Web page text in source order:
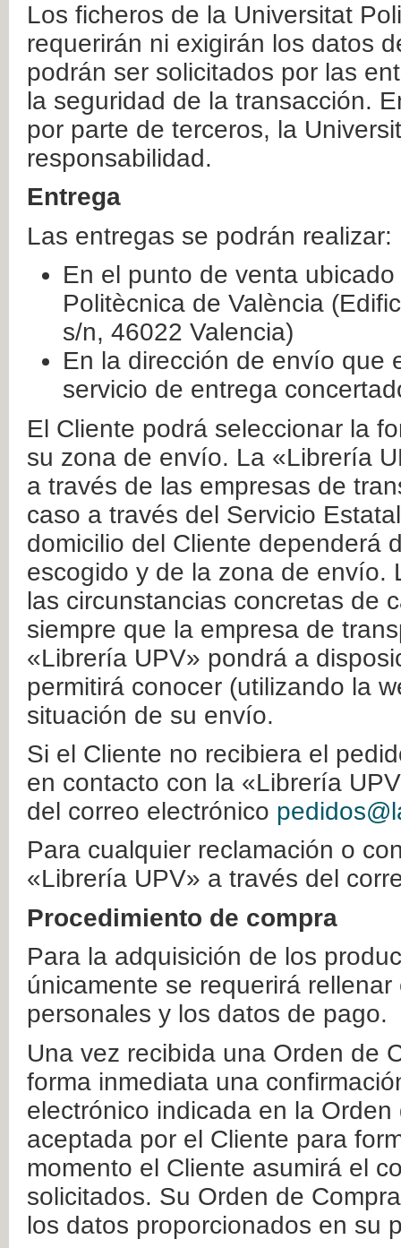
Los ficheros de la Universitat
requerirán ni exigirán los datos
podrán ser solicitados por las
la seguridad de la transacción.
por parte de terceros, la
responsabilidad.
Entrega
Las entregas se podrán realizar:
En el punto de venta
Politècnica de València
s/n, 46022 Valencia)
En la dirección de envío que
servicio de entrega
El Cliente podrá seleccionar la
su zona de envío. La «Librería
a través de las empresas de
caso a través del Servicio
domicilio del Cliente dependerá
escogido y de la zona de envío.
las circunstancias concretas de
siempre que la empresa de
«Librería UPV» pondrá a
permitirá conocer (utilizando la
situación de su envío.
Si el Cliente no recibiera el
en contacto con la «Librería
del correo electrónico
Para cualquier reclamación o
«Librería UPV» a través del
Procedimiento de compra
Para la adquisición de los
únicamente se requerirá
personales y los datos de pago.
Una vez recibida una Orden de
forma inmediata una
electrónico indicada en la
aceptada por el Cliente para
momento el Cliente asumirá el
solicitados. Su Orden de
los datos proporcionados en su